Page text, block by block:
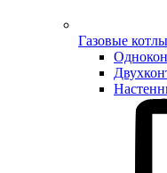
Газовые котлы